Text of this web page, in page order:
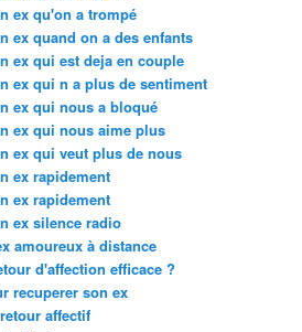
ex qu'on a trompé
ex quand on a des enfants
ex qui est deja en couple
ex qui n a plus de sentiment
ex qui nous a bloqué
ex qui nous aime plus
ex qui veut plus de nous
ex rapidement
ex rapidement
ex silence radio
amoureux à distance
d'affection efficace ?
recuperer son ex
affectif